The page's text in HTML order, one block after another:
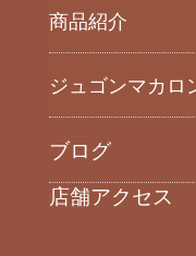
商品紹介
ジュゴンマカロ
ブログ
店舗アクセス